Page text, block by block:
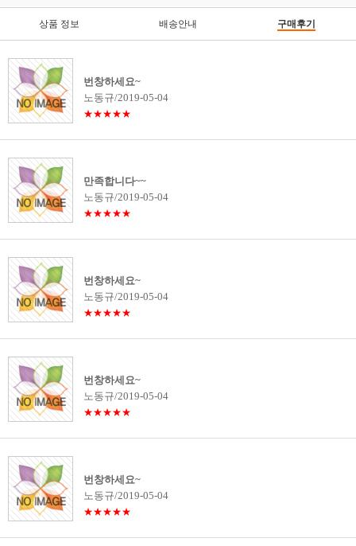
상품 정보 배송안내 구매후기
번창하세요~
노동규/2019-05-04
★★★★★
만족합니다~~
노동규/2019-05-04
★★★★★
번창하세요~
노동규/2019-05-04
★★★★★
번창하세요~
노동규/2019-05-04
★★★★★
번창하세요~
노동규/2019-05-04
★★★★★